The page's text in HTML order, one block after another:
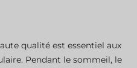
qualité est essentiel aux
Pendant le sommeil, le